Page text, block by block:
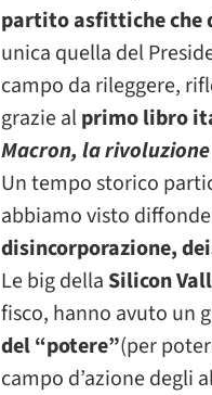
partito asfittiche che
unica quella del
campo da rileggere,
grazie alprimo libro
Macron, la
Un tempo storico
abbiamo visto
disincorporazione,
Le big della Silicon
fisco, hanno avuto un
del “potere”(per
campo d’azione degli